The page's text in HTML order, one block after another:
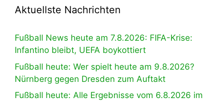
Aktuellste Nachrichten
Fußball News heute am 7.8.2026: FIFA-Krise:
Infantino bleibt, UEFA boykottiert
Fußball heute: Wer spielt heute am 9.8.2026?
Nürnberg gegen Dresden zum Auftakt
Fußball heute: Alle Ergebnisse vom 6.8.2026 im